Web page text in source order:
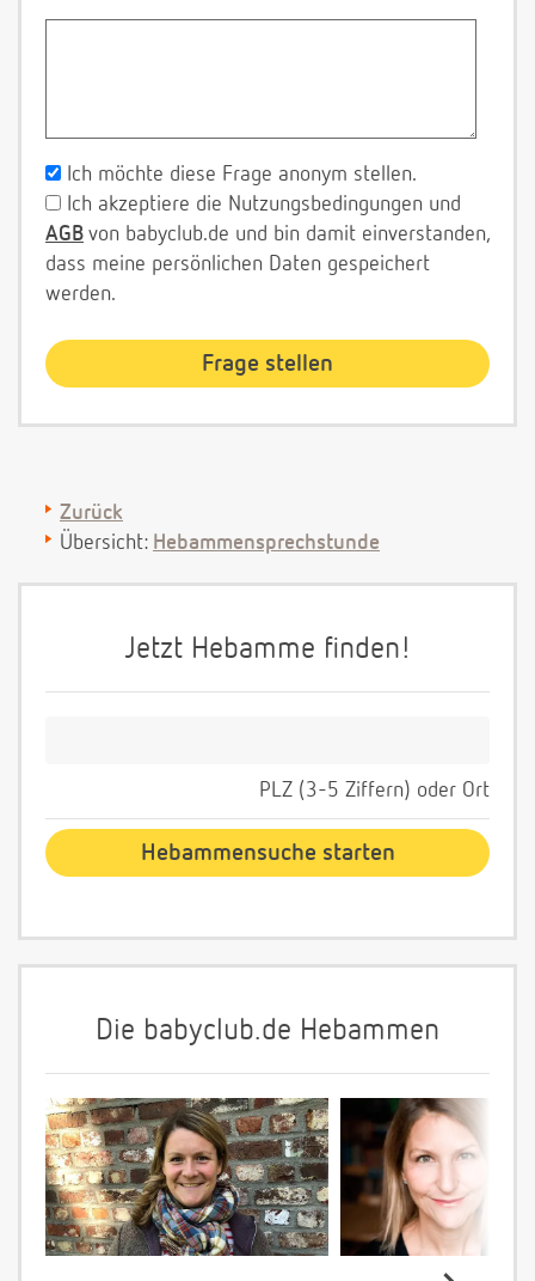
Ich möchte diese Frage anonym stellen.
Ich akzeptiere die Nutzungsbedingungen und
AGB von babyclub.de und bin damit einverstanden,
dass meine persönlichen Daten gespeichert
werden.
Zurück
Übersicht: Hebammensprechstunde
Jetzt Hebamme finden!
PLZ (3-5 Ziffern) oder Ort
Die babyclub.de Hebammen